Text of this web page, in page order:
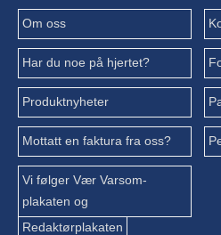
Om oss
Har du noe på hjertet?
Produktnyheter
Mottatt en faktura fra oss?
Vi følger Vær Varsom-
plakaten og
Redaktørplakaten